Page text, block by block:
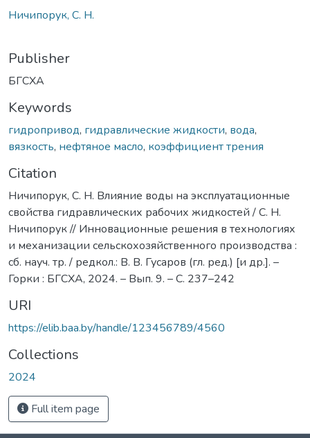
Ничипорук, С. Н.
Publisher
БГСХА
Keywords
гидропривод, гидравлические жидкости, вода,
вязкость, нефтяное масло, коэффициент трения
Citation
Ничипорук, С. Н. Влияние воды на эксплуатационные
свойства гидравлических рабочих жидкостей / С. Н.
Ничипорук // Инновационные решения в технологиях
и механизации сельскохозяйственного производства :
сб. науч. тр. / редкол.: В. В. Гусаров (гл. ред.) [и др.]. –
Горки : БГСХА, 2024. – Вып. 9. – С. 237–242
URI
https://elib.baa.by/handle/123456789/4560
Collections
2024
Full item page